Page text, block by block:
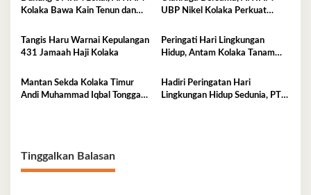
Kolaka Bawa Kain Tenun dan
Dekranas Makassar
UBP Nikel Kolaka Perkuat
Tangis Haru Warnai Kepulangan
431 Jamaah Haji Kolaka
Peringati Hari Lingkungan
Hidup, Antam Kolaka Tanam
Reklamasi
Mantan Sekda Kolaka Timur
Andi Muhammad Iqbal Tonggasa
Hadiri Peringatan Hari
Lingkungan Hidup Sedunia, PT
Tinggalkan Balasan